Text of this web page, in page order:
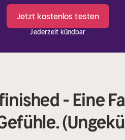
Jetzt kostenlos testen
Jederzeit kündbar
- Eine